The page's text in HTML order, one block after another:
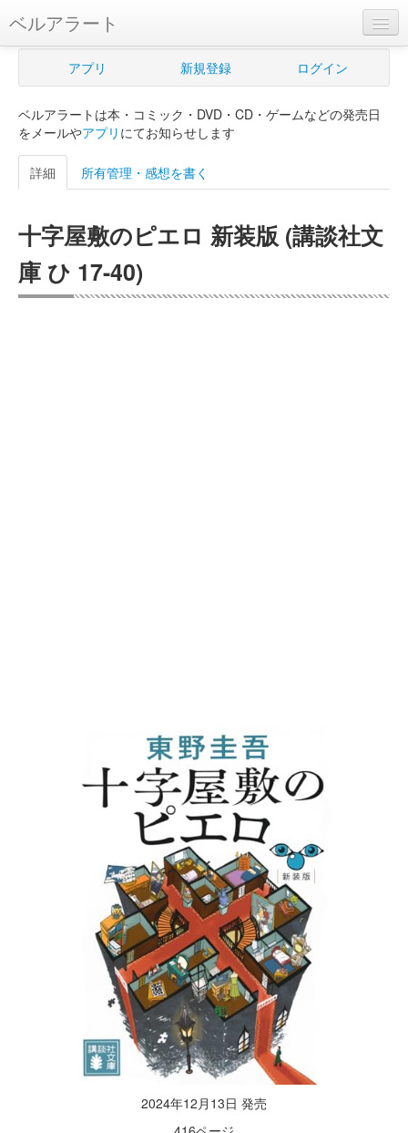
ベルアラート
ベルアラートとは
新規登録
ログイン
購入管理
Myシェルフ
アプリ 新規登録 ログイン
ベルアラートは本・コミック・DVD・CD・ゲームなどの発売日
をメールやアプリ にてお知らせします
詳細 所有管理・感想を書く
十字屋敷のピエロ 新装版 (講談社文
庫 ひ 17-40)
2024年12月13日 発売